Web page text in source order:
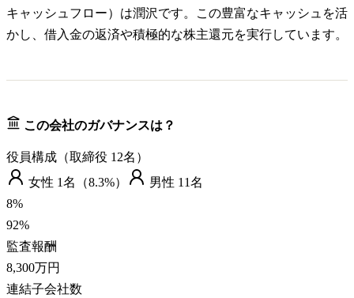
キャッシュフロー）は潤沢です。この豊富なキャッシュを活
かし、借入金の返済や積極的な株主還元を実行しています。
この会社のガバナンスは？
役員構成（取締役 12名）
女性 1名（8.3%） 男性 11名
8%
92%
監査報酬
8,300万円
連結子会社数